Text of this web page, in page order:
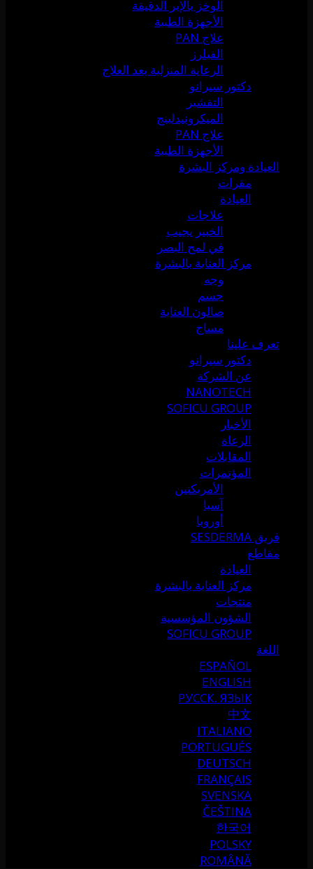
الوخز بالإبر الدقيقة
الأجهزة الطبية
علاج PAN
الفيلرز
الرعاية المنزلية بعد العلاج
دكتور سيرانو
التقشير
الميكرونيدلينج
علاج PAN
الأجهزة الطبية
العيادة ومركز البشرة
مقرات
العيادة
علاجات
الخبير يجيب
في لمح البصر
مركز العناية بالبشرة
وجه
جسم
صالون العناية
مساج
تعرف علينا
دكتور سيرانو
عن الشركة
NANOTECH
SOFICU GROUP
الأخبار
الرعاة
المقابلات
المؤتمرات
الأمريكتين
آسيا
أوروبا
فريق SESDERMA
مقاطع
العيادة
مركز العناية بالبشرة
منتجات
الشؤون المؤسسية
SOFICU GROUP
اللغة
ESPAÑOL
ENGLISH
РУССК. ЯЗЫК
中文
ITALIANO
PORTUGUÉS
DEUTSCH
FRANÇAIS
SVENSKA
ČEŠTINA
한국어
POLSKY
ROMÂNĂ